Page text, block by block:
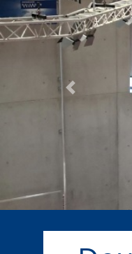
Previous